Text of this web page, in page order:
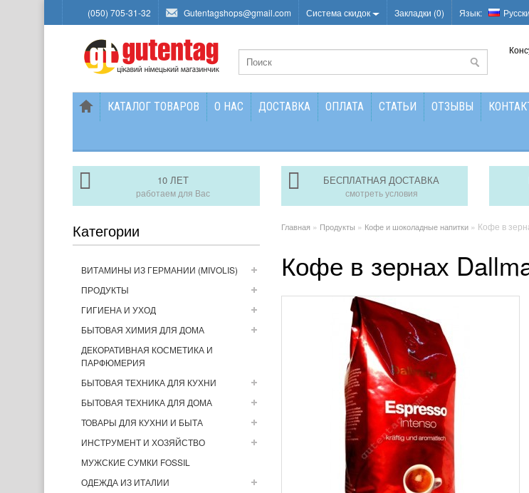
(050) 705-31-32 Gutentagshops@gmail.com Система скидок Закладки (0) Язык:
КАТАЛОГ ТОВАРОВ О НАС ДОСТАВКА ОПЛАТА СТАТЬИ ОТЗЫВЫ
10 ЛЕТ
работаем для Вас
БЕСПЛАТНАЯ ДОСТАВКА
смотреть условия
Категории
ВИТАМИНЫ ИЗ ГЕРМАНИИ (MIVOLIS)
ПРОДУКТЫ
ГИГИЕНА И УХОД
БЫТОВАЯ ХИМИЯ ДЛЯ ДОМА
ДЕКОРАТИВНАЯ КОСМЕТИКА И
ПАРФЮМЕРИЯ
БЫТОВАЯ ТЕХНИКА ДЛЯ КУХНИ
БЫТОВАЯ ТЕХНИКА ДЛЯ ДОМА
ТОВАРЫ ДЛЯ КУХНИ И БЫТА
ИНСТРУМЕНТ И ХОЗЯЙСТВО
МУЖСКИЕ СУМКИ FOSSIL
ОДЕЖДА ИЗ ИТАЛИИ
Главная » Продукты » Кофе и шоколадные напитки » Кофе в
Кофе в зернах